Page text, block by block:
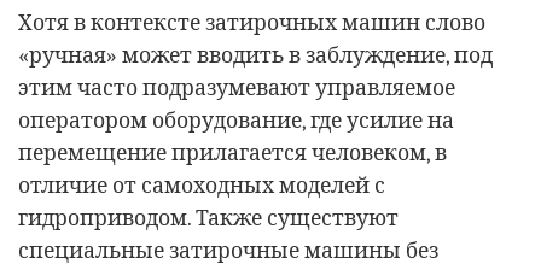
Хотя в контексте затирочных машин слово
«ручная» может вводить в заблуждение, под
этим часто подразумевают управляемое
оператором оборудование, где усилие на
перемещение прилагается человеком, в
отличие от самоходных моделей с
гидроприводом. Также существуют
специальные затирочные машины без